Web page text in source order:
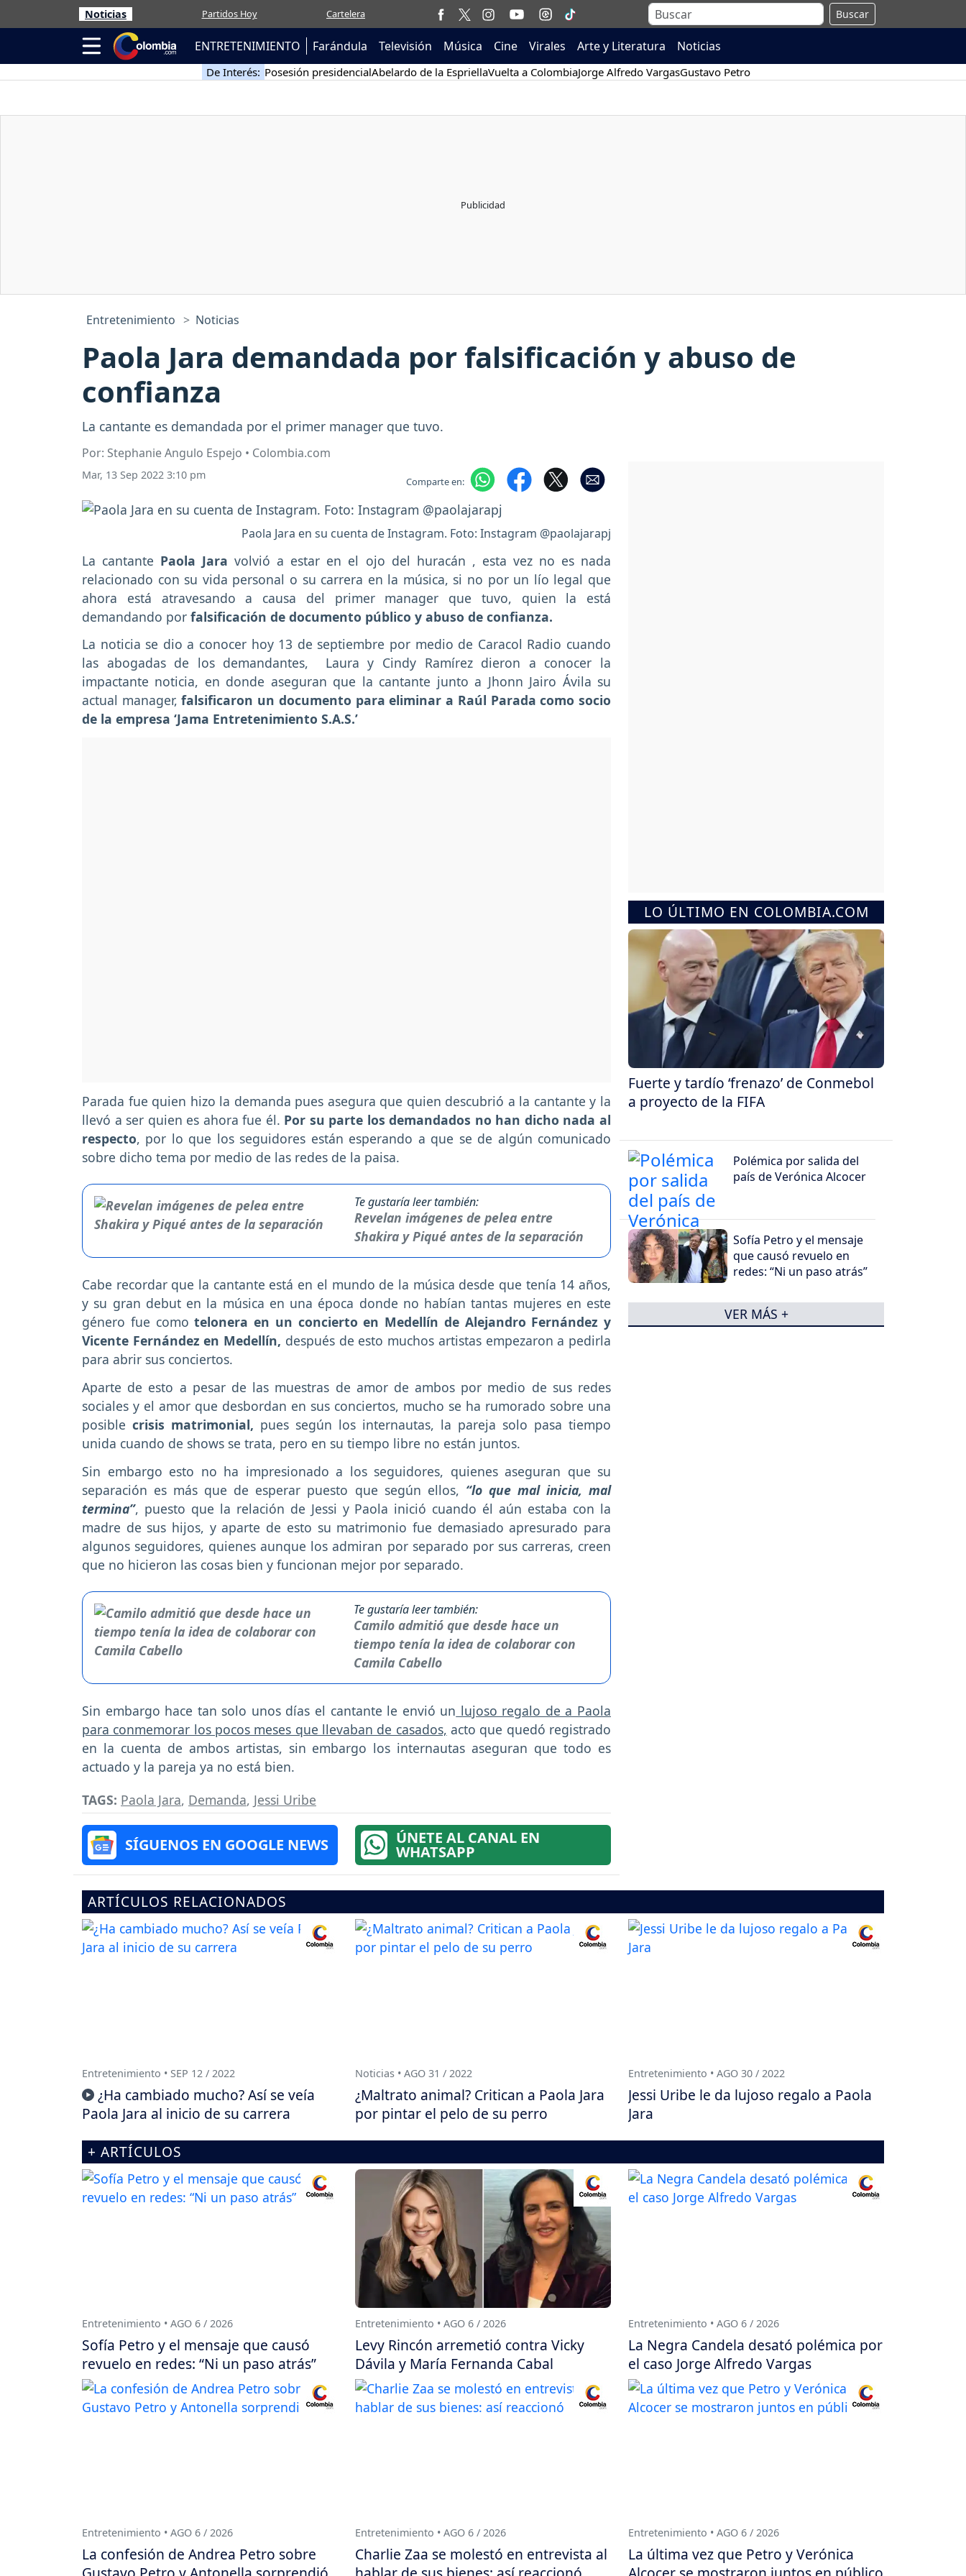
Noticias Partidos Hoy Cartelera Buscar
ENTRETENIMIENTO Farándula Televisión Música Cine Virales Arte y Literatura Noticias
De Interés: Posesión presidencialAbelardo de la EspriellaVuelta a ColombiaJorge Alfredo VargasGustavo Petro
Entretenimiento Noticias
Paola Jara demandada por falsificación y abuso de
confianza
La cantante es demandada por el primer manager que tuvo.
Por: Stephanie Angulo Espejo • Colombia.com
Mar, 13 Sep 2022 3:10 pm Comparte en:
Paola Jara en su cuenta de Instagram. Foto: Instagram @paolajarapj
La cantante Paola Jara volvió a estar en el ojo del huracán , esta vez no es nada
relacionado con su vida personal o su carrera en la música, si no por un lío legal que
ahora está atravesando a causa del primer manager que tuvo, quien la está
demandando por falsificación de documento público y abuso de confianza.
La noticia se dio a conocer hoy 13 de septiembre por medio de Caracol Radio cuando
las abogadas de los demandantes, Laura y Cindy Ramírez dieron a conocer la
impactante noticia, en donde aseguran que la cantante junto a Jhonn Jairo Ávila su
actual manager, falsificaron un documento para eliminar a Raúl Parada como socio
de la empresa ‘Jama Entretenimiento S.A.S.’
Parada fue quien hizo la demanda pues asegura que quien descubrió a la cantante y la
llevó a ser quien es ahora fue él. Por su parte los demandados no han dicho nada al
respecto, por lo que los seguidores están esperando a que se de algún comunicado
sobre dicho tema por medio de las redes de la paisa.
Te gustaría leer también:
Revelan imágenes de pelea entre
Shakira y Piqué antes de la separación
Cabe recordar que la cantante está en el mundo de la música desde que tenía 14 años,
y su gran debut en la música en una época donde no habían tantas mujeres en este
género fue comotelonera en un concierto en Medellín de Alejandro Fernández y
Vicente Fernández en Medellín, después de esto muchos artistas empezaron a pedirla
para abrir sus conciertos.
Aparte de esto a pesar de las muestras de amor de ambos por medio de sus redes
sociales y el amor que desbordan en sus conciertos, mucho se ha rumorado sobre una
posible crisis matrimonial, pues según los internautas, la pareja solo pasa tiempo
unida cuando de shows se trata, pero en su tiempo libre no están juntos.
Sin embargo esto no ha impresionado a los seguidores, quienes aseguran que su
separación es más que de esperar puesto que según ellos, “lo que mal inicia, mal
termina”, puesto que la relación de Jessi y Paola inició cuando él aún estaba con la
madre de sus hijos, y aparte de esto su matrimonio fue demasiado apresurado para
algunos seguidores, quienes aunque los admiran por separado por sus carreras, creen
que no hicieron las cosas bien y funcionan mejor por separado.
Te gustaría leer también:
Camilo admitió que desde hace un
tiempo tenía la idea de colaborar con
Camila Cabello
Sin embargo hace tan solo unos días el cantante le envió un lujoso regalo de a Paola
para conmemorar los pocos meses que llevaban de casados, acto que quedó registrado
en la cuenta de ambos artistas, sin embargo los internautas aseguran que todo es
actuado y la pareja ya no está bien.
TAGS: Paola Jara, Demanda, Jessi Uribe
SÍGUENOS EN GOOGLE NEWS ÚNETE AL CANAL EN
WHATSAPP
LO ÚLTIMO EN COLOMBIA.COM
Fuerte y tardío ‘frenazo’ de Conmebol
a proyecto de la FIFA
Polémica por salida del
país de Verónica Alcocer
Sofía Petro y el mensaje
que causó revuelo en
redes: “Ni un paso atrás”
VER MÁS +
ARTÍCULOS RELACIONADOS
Entretenimiento • SEP 12 / 2022
¿Ha cambiado mucho? Así se veía
Paola Jara al inicio de su carrera
Noticias • AGO 31 / 2022
¿Maltrato animal? Critican a Paola Jara
por pintar el pelo de su perro
Entretenimiento • AGO 30 / 2022
Jessi Uribe le da lujoso regalo a Paola
Jara
+ ARTÍCULOS
Entretenimiento • AGO 6 / 2026
Sofía Petro y el mensaje que causó
revuelo en redes: “Ni un paso atrás”
Entretenimiento • AGO 6 / 2026
Levy Rincón arremetió contra Vicky
Dávila y María Fernanda Cabal
Entretenimiento • AGO 6 / 2026
La Negra Candela desató polémica por
el caso Jorge Alfredo Vargas
Entretenimiento • AGO 6 / 2026
La confesión de Andrea Petro sobre
Entretenimiento • AGO 6 / 2026
Charlie Zaa se molestó en entrevista al
Entretenimiento • AGO 6 / 2026
La última vez que Petro y Verónica